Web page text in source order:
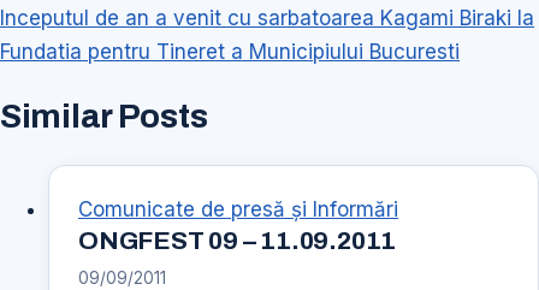
Inceputul de an a venit cu sarbatoarea Kagami Biraki la
Fundatia pentru Tineret a Municipiului Bucuresti
Similar Posts
Comunicate de presă şi Informări
ONGFEST 09 – 11.09.2011
09/09/2011